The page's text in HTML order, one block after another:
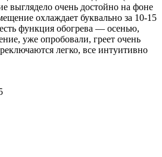
выглядело очень достойно на фоне
охлаждает буквально за 10-15
функция обогрева — осенью,
уже опробовали, греет очень
легко, все интуитивно